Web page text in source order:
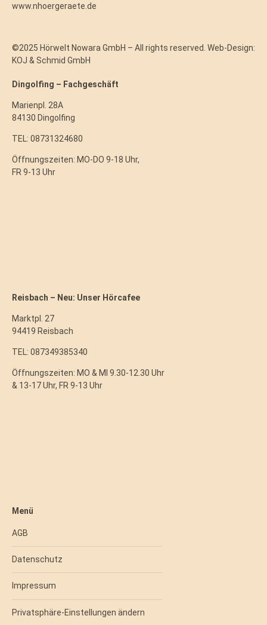
www.nhoergeraete.de
©2025 Hörwelt Nowara GmbH – All rights reserved. Web-Design:
KOJ & Schmid GmbH
Dingolfing – Fachgeschäft
Marienpl. 28A
84130 Dingolfing
TEL: 08731324680
Öffnungszeiten: MO-DO 9-18 Uhr,
FR 9-13 Uhr
Reisbach – Neu: Unser Hörcafee
Marktpl. 27
94419 Reisbach
TEL: 087349385340
Öffnungszeiten: MO & MI 9.30-12.30 Uhr
& 13-17 Uhr, FR 9-13 Uhr
Menü
AGB
Datenschutz
Impressum
Privatsphäre-Einstellungen ändern